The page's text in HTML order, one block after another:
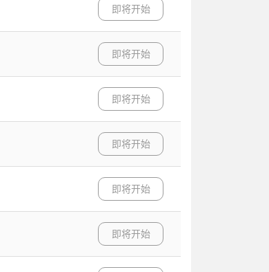
即将开始
即将开始
即将开始
即将开始
即将开始
即将开始